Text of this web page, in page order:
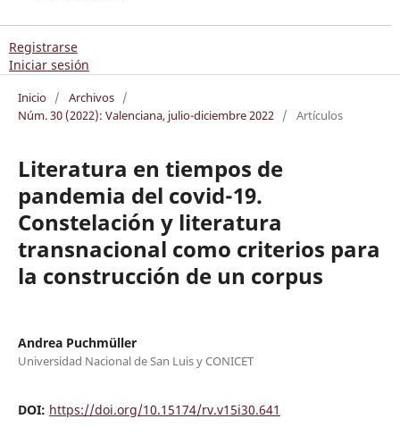
Registrarse
Iniciar sesión
Inicio / Archivos /
Núm. 30 (2022): Valenciana, julio-diciembre 2022 / Artículos
Literatura en tiempos de
pandemia del covid-19.
Constelación y literatura
transnacional como criterios para
la construcción de un corpus
Andrea Puchmüller
Universidad Nacional de San Luis y CONICET
DOI: https://doi.org/10.15174/rv.v15i30.641